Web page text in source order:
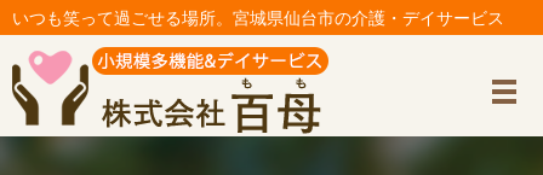
いつも笑って過ごせる場所。宮城県仙台市の介護・デイサービス
メ